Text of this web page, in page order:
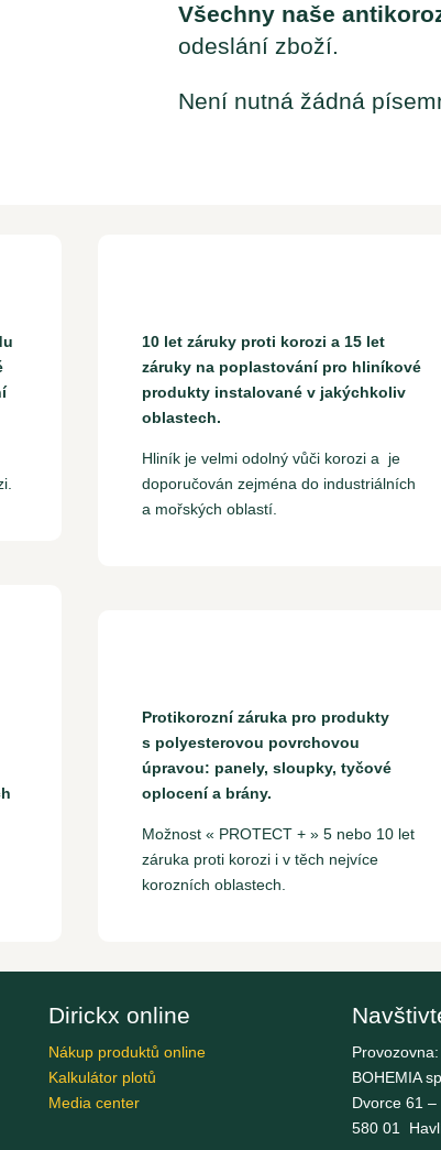
Všechny naše
odeslání zboží.
Není nutná žádná
10 let záruky proti korozi a 15 let
záruky na poplastování pro hliníkové
produkty instalované v jakýchkoliv
oblastech.
Hliník je velmi odolný vůči korozi a je
doporučován zejména do industriálních
a mořských oblastí.
Protikorozní záruka pro produkty
s polyesterovou povrchovou
úpravou: panely, sloupky, tyčové
oplocení a brány.
Možnost « PROTECT + » 5 nebo 10 let
záruka proti korozi i v těch nejvíce
korozních oblastech.
Dirickx online
Nákup produktů online
Kalkulátor plotů
Media center
BOHEMIA
Dvorce 61 –
580 01